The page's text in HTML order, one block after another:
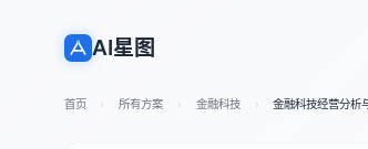
AI星图
首页 所有方案 金融科技 金融科技经营分析